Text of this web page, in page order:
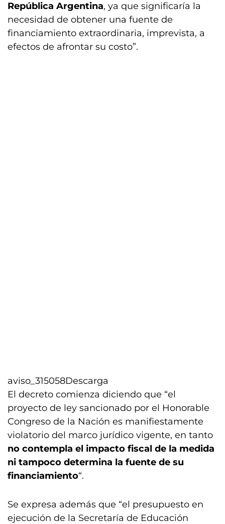
República Argentina, ya que significaría la
necesidad de obtener una fuente de
financiamiento extraordinaria, imprevista, a
efectos de afrontar su costo”.
aviso_315058Descarga
El decreto comienza diciendo que “el
proyecto de ley sancionado por el Honorable
Congreso de la Nación es manifiestamente
violatorio del marco jurídico vigente, en tanto
no contempla el impacto fiscal de la medida
ni tampoco determina la fuente de su
financiamiento“.
Se expresa además que “el presupuesto en
ejecución de la Secretaría de Educación